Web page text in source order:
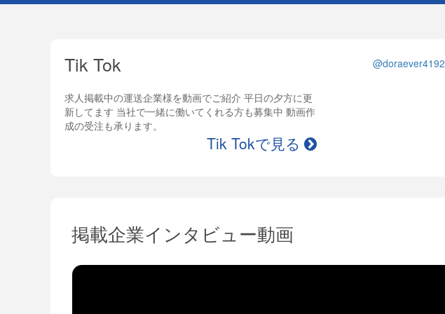
Tik Tok
求人掲載中の運送企業様を動画でご紹介 平日の夕方に更
新してます 当社で一緒に働いてくれる方も募集中 動画作
成の受注も承ります。
Tik Tokで見る
@doraever4192
掲載企業インタビュー動画